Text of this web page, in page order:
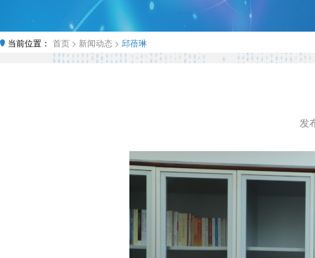
当前位置： 首页 > 新闻动态 > 邱蓓琳
发